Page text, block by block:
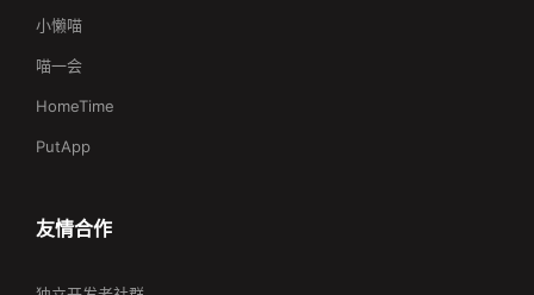
小懒喵
喵一会
HomeTime
PutApp
友情合作